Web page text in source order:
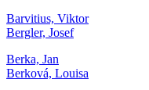
Barvitius, Viktor
Bergler, Josef
Berka, Jan
Berková, Louisa